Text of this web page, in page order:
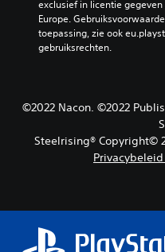
exclusief in licentie
Europe.
toepassing, zie ook
gebruiksrechten.
©2022 Nacon. ©2022
Steelrising® Copyright©